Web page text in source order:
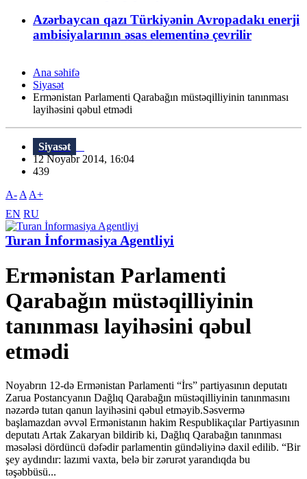
Azərbaycan qazı Türkiyənin Avropadakı enerji
ambisiyalarının əsas elementinə çevrilir
Ana səhifə
Siyasət
Ermənistan Parlamenti Qarabağın müstəqilliyinin tanınması
layihəsini qəbul etmədi
Siyasət
12 Noyabr 2014, 16:04
439
A- A A+
EN RU
Turan İnformasiya Agentliyi
Ermənistan Parlamenti
Qarabağın müstəqilliyinin
tanınması layihəsini qəbul
etmədi
Noyabrın 12-də Ermənistan Parlamenti “İrs” partiyasının deputatı
Zarua Postancyanın Dağlıq Qarabağın müstəqilliyinin tanınmasını
nəzərdə tutan qanun layihəsini qəbul etməyib.Səsvermə
başlamazdan əvvəl Ermənistanın hakim Respublikaçılar Partiyasının
deputatı Artak Zakaryan bildirib ki, Dağlıq Qarabağın tanınması
məsələsi dördüncü dəfədir parlamentin gündəliyinə daxil edilib. “Bir
şey aydındır: lazımi vaxta, belə bir zərurət yarandıqda bu
təşəbbüsü...